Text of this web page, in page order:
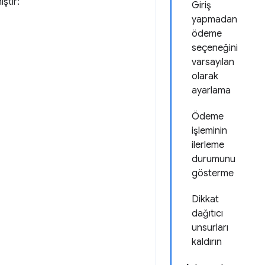
Giriş
yapmadan
ödeme
seçeneğini
varsayılan
olarak
ayarlama
Ödeme
işleminin
ilerleme
durumunu
gösterme
Dikkat
dağıtıcı
unsurları
kaldırın